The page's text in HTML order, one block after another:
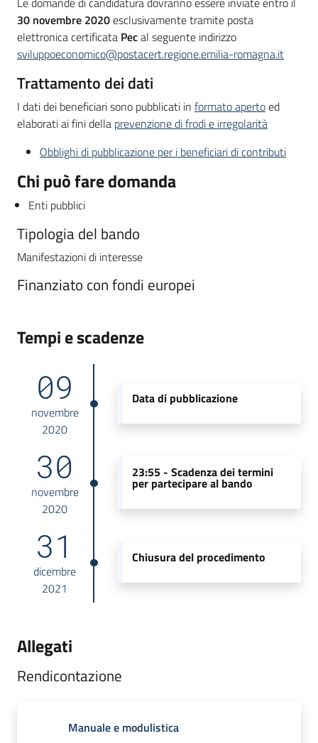
30 novembre 2020esclusivamente tramite posta
elettronica certificata Pecal seguente indirizzo
sviluppoeconomico@postacert.regione.emilia-romagna.it
Trattamento dei dati
I dati dei beneficiari sono pubblicati in formato apertoed
elaborati ai fini della prevenzione di frodi e irregolarità
Obblighi di pubblicazione per i beneficiari di contributi
Chi può fare domanda
Enti pubblici
Tipologia del bando
Manifestazioni di interesse
Finanziato con fondi europei
Tempi e scadenze
09
novembre
2020
Data di pubblicazione
30
novembre
2020
23:55 - Scadenza dei termini
per partecipare al bando
31
dicembre
2021
Chiusura del procedimento
Allegati
Rendicontazione
Manuale e modulistica